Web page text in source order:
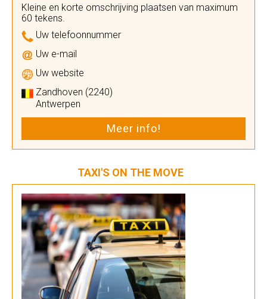
Kleine en korte omschrijving plaatsen van maximum
60 tekens.
Uw telefoonnummer
Uw e-mail
Uw website
Zandhoven (2240)
Antwerpen
Meer info!
TAXI'S ON THE MOVE